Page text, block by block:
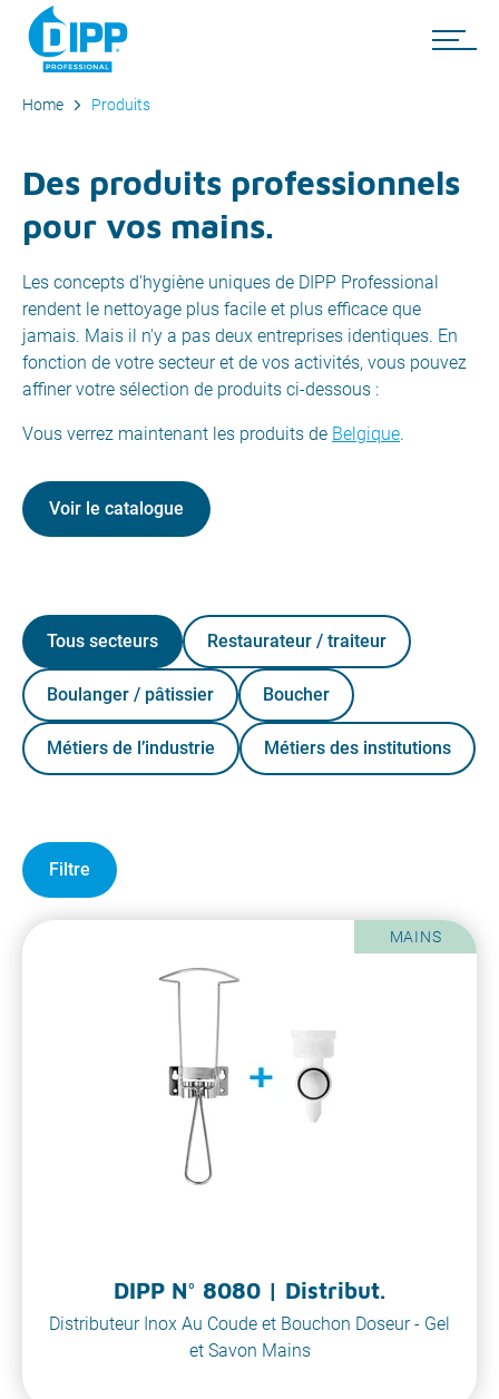
Home Produits
Des produits professionnels
pour vos mains.
Les concepts d'hygiène uniques de DIPP Professional
rendent le nettoyage plus facile et plus efficace que
jamais. Mais il n'y a pas deux entreprises identiques. En
fonction de votre secteur et de vos activités, vous pouvez
affiner votre sélection de produits ci-dessous :
Vous verrez maintenant les produits de Belgique.
Voir le catalogue
Tous secteurs Restaurateur / traiteur
Boulanger / pâtissier Boucher
Métiers de l’industrie Métiers des institutions
Filtre
MAINS
DIPP N° 8080 | Distribut.
Distributeur Inox Au Coude et Bouchon Doseur - Gel
et Savon Mains